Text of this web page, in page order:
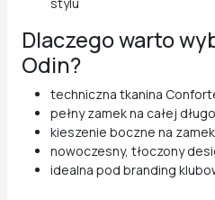
stylu
Dlaczego warto
Odin?
techniczna tkanina
pełny zamek na całej
kieszenie boczne na zamek
nowoczesny, tłoczony
idealna pod branding